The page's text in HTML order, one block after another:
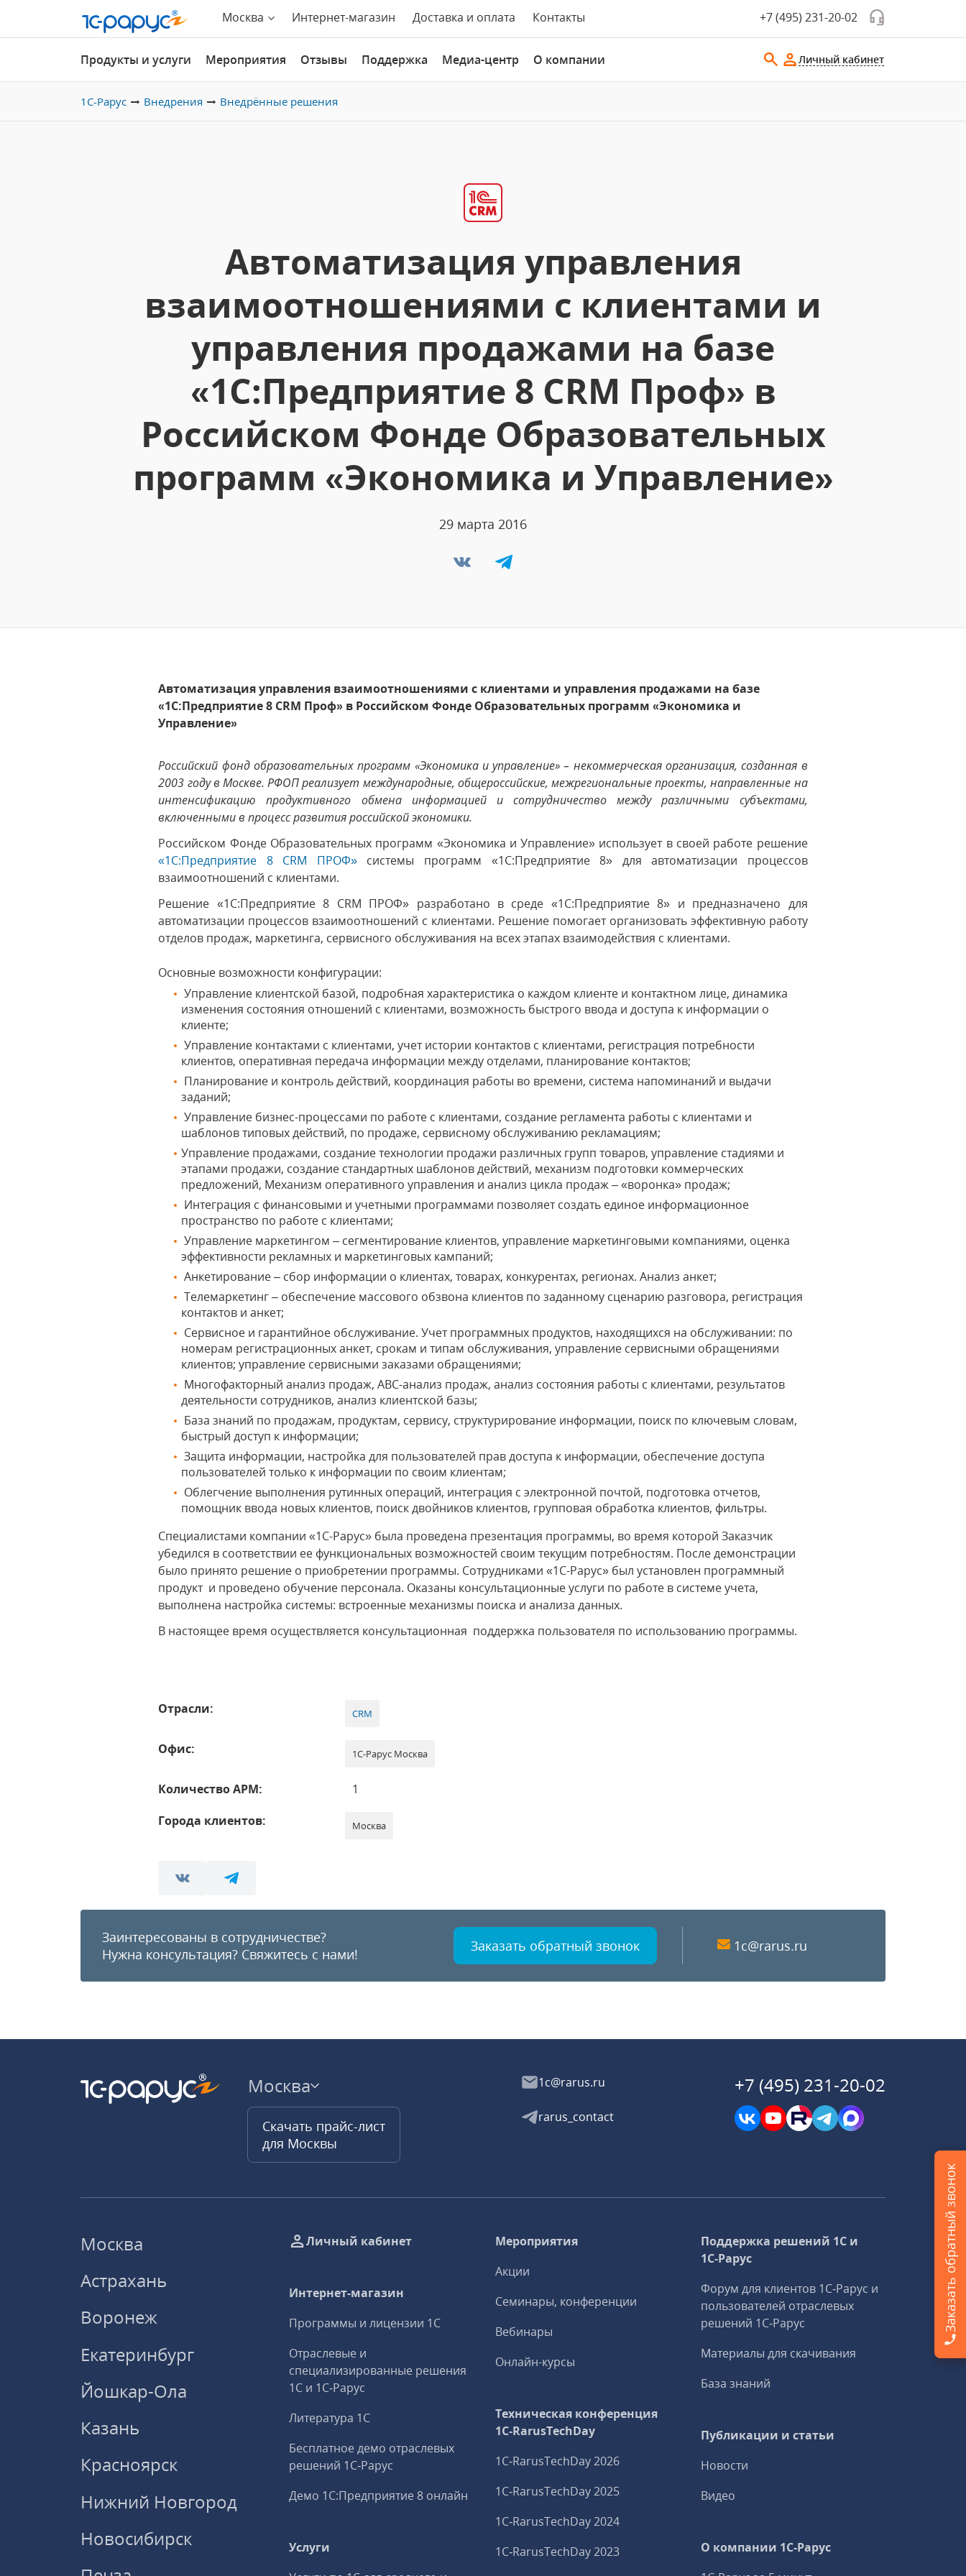
Москва Интернет-магазин Доставка и оплата Контакты +7 (495) 231-20-02
Продукты и услуги Мероприятия Отзывы Поддержка Медиа-центр О компании Личный кабинет
1С-Рарус Внедрения Внедрённые решения
Автоматизация управления
взаимоотношениями с клиентами и
управления продажами на базе
«1С:Предприятие 8 CRM Проф» в
Российском Фонде Образовательных
программ «Экономика и Управление»
29 марта 2016
Автоматизация управления взаимоотношениями с клиентами и управления продажами на базе
«1С:Предприятие 8 CRM Проф» в Российском Фонде Образовательных программ «Экономика и
Управление»
Российский фонд образовательных программ «Экономика и управление» – некоммерческая организация, созданная в
2003 году в Москве. РФОП реализует международные, общероссийские, межрегиональные проекты, направленные на
интенсификацию продуктивного обмена информацией и сотрудничество между различными субъектами,
включенными в процесс развития российской экономики.
Российском Фонде Образовательных программ «Экономика и Управление» использует в своей работе решение
«1С:Предприятие 8 CRM ПРОФ» системы программ «1С:Предприятие 8» для автоматизации процессов
взаимоотношений с клиентами.
Решение «1С:Предприятие 8 CRM ПРОФ» разработано в среде «1С:Предприятие 8» и предназначено для
автоматизации процессов взаимоотношений с клиентами. Решение помогает организовать эффективную работу
отделов продаж, маркетинга, сервисного обслуживания на всех этапах взаимодействия с клиентами.
Основные возможности конфигурации:
Управление клиентской базой, подробная характеристика о каждом клиенте и контактном лице, динамика
изменения состояния отношений с клиентами, возможность быстрого ввода и доступа к информации о
клиенте;
Управление контактами с клиентами, учет истории контактов с клиентами, регистрация потребности
клиентов, оперативная передача информации между отделами, планирование контактов;
Планирование и контроль действий, координация работы во времени, система напоминаний и выдачи
заданий;
Управление бизнес-процессами по работе с клиентами, создание регламента работы с клиентами и
шаблонов типовых действий, по продаже, сервисному обслуживанию рекламациям;
Управление продажами, создание технологии продажи различных групп товаров, управление стадиями и
этапами продажи, создание стандартных шаблонов действий, механизм подготовки коммерческих
предложений, Механизм оперативного управления и анализ цикла продаж – «воронка» продаж;
Интеграция с финансовыми и учетными программами позволяет создать единое информационное
пространство по работе с клиентами;
Управление маркетингом – сегментирование клиентов, управление маркетинговыми компаниями, оценка
эффективности рекламных и маркетинговых кампаний;
Анкетирование – сбор информации о клиентах, товарах, конкурентах, регионах. Анализ анкет;
Телемаркетинг – обеспечение массового обзвона клиентов по заданному сценарию разговора, регистрация
контактов и анкет;
Сервисное и гарантийное обслуживание. Учет программных продуктов, находящихся на обслуживании: по
номерам регистрационных анкет, срокам и типам обслуживания, управление сервисными обращениями
клиентов; управление сервисными заказами обращениями;
Многофакторный анализ продаж, АВС-анализ продаж, анализ состояния работы с клиентами, результатов
деятельности сотрудников, анализ клиентской базы;
База знаний по продажам, продуктам, сервису, структурирование информации, поиск по ключевым словам,
быстрый доступ к информации;
Защита информации, настройка для пользователей прав доступа к информации, обеспечение доступа
пользователей только к информации по своим клиентам;
Облегчение выполнения рутинных операций, интеграция с электронной почтой, подготовка отчетов,
помощник ввода новых клиентов, поиск двойников клиентов, групповая обработка клиентов, фильтры.
Специалистами компании «1С-Рарус» была проведена презентация программы, во время которой Заказчик
убедился в соответствии ее функциональных возможностей своим текущим потребностям. После демонстрации
было принято решение о приобретении программы. Сотрудниками «1С-Рарус» был установлен программный
продукт и проведено обучение персонала. Оказаны консультационные услуги по работе в системе учета,
выполнена настройка системы: встроенные механизмы поиска и анализа данных.
В настоящее время осуществляется консультационная поддержка пользователя по использованию программы.
Отрасли: CRM
Офис: 1С-Рарус Москва
Количество АРМ:
1
Города клиентов:
Москва
Заинтересованы в сотрудничестве?
Нужна консультация? Свяжитесь с нами! Заказать обратный звонок 1c@rarus.ru
Москва
Скачать прайс-лист
для Москвы
1c@rarus.ru
rarus_contact
+7 (495) 231-20-02
Москва
Астрахань
Воронеж
Екатеринбург
Йошкар-Ола
Казань
Красноярск
Нижний Новгород
Новосибирск
Личный кабинет
Интернет-магазин
Программы и лицензии 1С
Отраслевые и
специализированные решения
1С и 1С‑Рарус
Литература 1С
Бесплатное демо отраслевых
решений 1С‑Рарус
Демо 1С:Предприятие 8 онлайн
Услуги
Мероприятия
Акции
Семинары, конференции
Вебинары
Онлайн-курсы
Техническая конференция
1C‑RarusTechDay
1C‑RarusTechDay 2026
1C‑RarusTechDay 2025
1C‑RarusTechDay 2024
1C‑RarusTechDay 2023
Поддержка решений 1С и
1С‑Рарус
Форум для клиентов 1С‑Рарус и
пользователей отраслевых
решений 1С‑Рарус
Материалы для скачивания
База знаний
Публикации и статьи
Новости
Видео
О компании 1C-Рарус
Заказать обратный звонок